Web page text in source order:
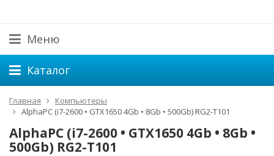
Меню
Каталог
Главная
Компьютеры
AlphaPC (i7-2600 • GTX1650 4Gb • 8Gb • 500Gb) RG2-T101
AlphaPC (i7-2600 • GTX1650 4Gb • 8Gb •
500Gb) RG2-T101